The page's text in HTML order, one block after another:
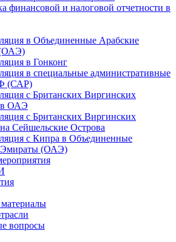
финансовой и налоговой отчетности в
в Объединенные Арабские
в Гонконг
в специальные административные
(САР)
с Британских Виргинских
в ОАЭ
с Британских Виргинских
Сейшельские Острова
с Кипра в Объединенные
Эмираты (ОАЭ)
вопросы